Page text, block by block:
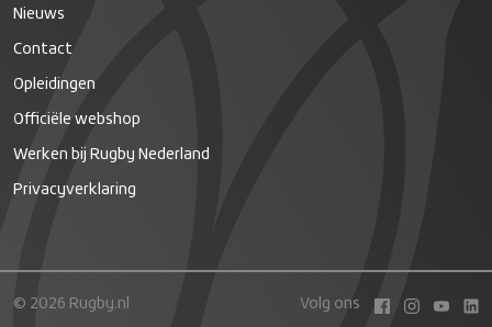
Nieuws
Contact
Opleidingen
Officiële webshop
Werken bij Rugby Nederland
Privacyverklaring
© 2026 Rugby.nl Volg ons